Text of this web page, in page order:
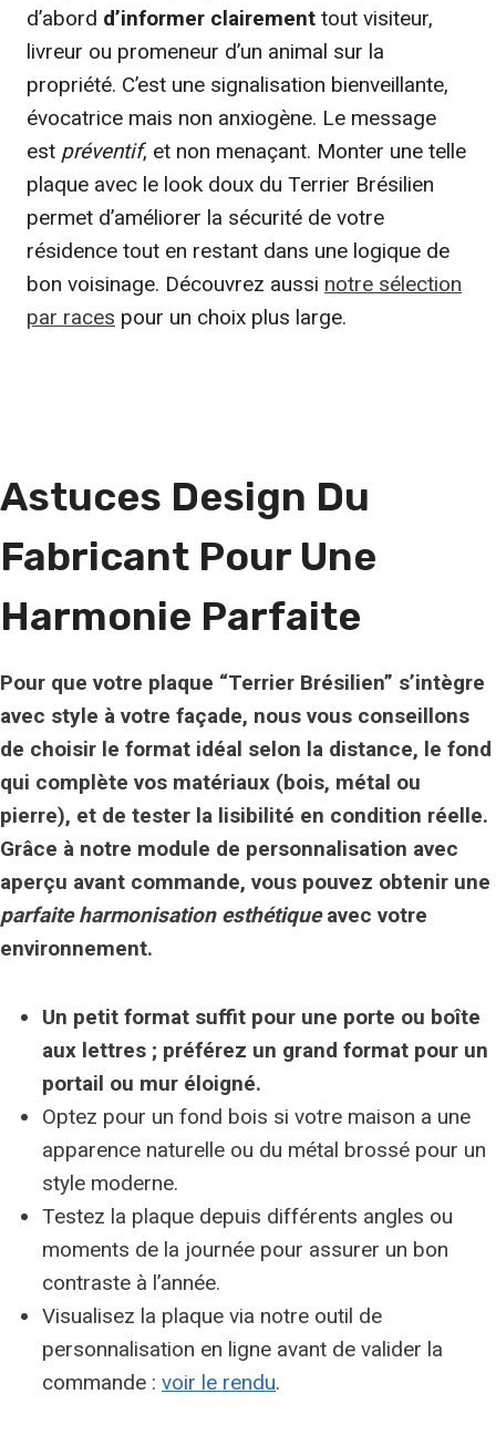
d’abord d’informer clairement tout visiteur,
livreur ou promeneur d’un animal sur la
propriété. C’est une signalisation bienveillante,
évocatrice mais non anxiogène. Le message
est préventif, et non menaçant. Monter une telle
plaque avec le look doux du Terrier Brésilien
permet d’améliorer la sécurité de votre
résidence tout en restant dans une logique de
bon voisinage. Découvrez aussi notre sélection
par races pour un choix plus large.
Astuces Design Du
Fabricant Pour Une
Harmonie Parfaite
Pour que votre plaque “Terrier Brésilien” s’intègre
avec style à votre façade, nous vous conseillons
de choisir le format idéal selon la distance, le fond
qui complète vos matériaux (bois, métal ou
pierre), et de tester la lisibilité en condition réelle.
Grâce à notre module de personnalisation avec
aperçu avant commande, vous pouvez obtenir une
parfaite harmonisation esthétiqueavec votre
environnement.
Un petit format suffit pour une porte ou boîte
aux lettres ; préférez un grand format pour un
portail ou mur éloigné.
Optez pour un fond bois si votre maison a une
apparence naturelle ou du métal brossé pour un
style moderne.
Testez la plaque depuis différents angles ou
moments de la journée pour assurer un bon
contraste à l’année.
Visualisez la plaque via notre outil de
personnalisation en ligne avant de valider la
commande : voir le rendu.